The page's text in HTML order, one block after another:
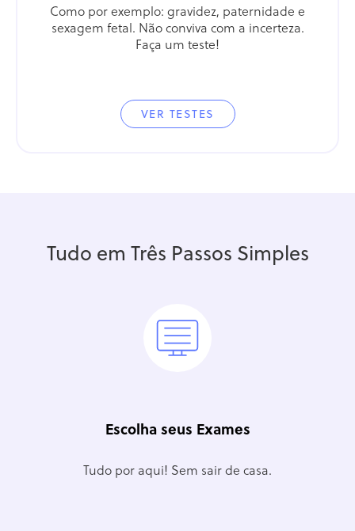
Como por exemplo: gravidez, paternidade e
sexagem fetal. Não conviva com a incerteza.
Faça um teste!
VER TESTES
Tudo em Três Passos Simples
Escolha seus Exames
Tudo por aqui! Sem sair de casa.